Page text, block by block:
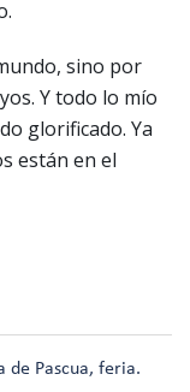
sino por
Y todo lo mío
glorificado. Ya
están en el
de Pascua, feria.